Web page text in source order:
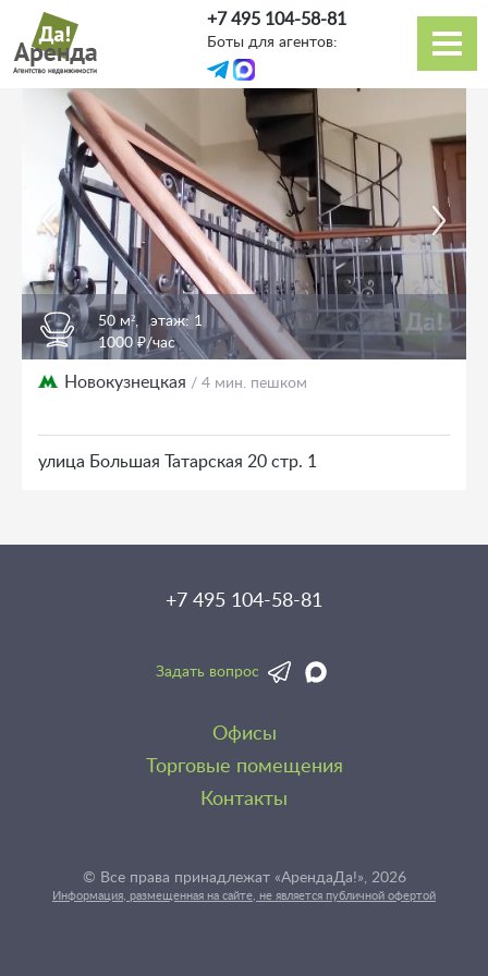
Перейти
основному
содержанию
Основная
навигация
+7 495 104-58-81
Боты для агентов:
50 м²,
этаж: 1
1000 ₽/час
Новокузнецкая / 4 мин. пешком
улица Большая Татарская 20 стр. 1
+7 495 104-58-81
Задать вопрос
Офисы
Торговые помещения
Контакты
© Все права принадлежат «АрендаДа!», 2026
Информация, размещенная на сайте, не является публичной офертой